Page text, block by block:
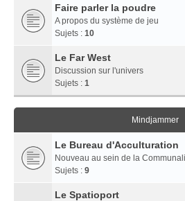
Faire parler la poudre
A propos du système de jeu
Sujets : 10
Le Far West
Discussion sur l'univers
Sujets : 1
Mindjammer
Le Bureau d'Acculturation
Nouveau au sein de la
Sujets : 9
Le Spatioport